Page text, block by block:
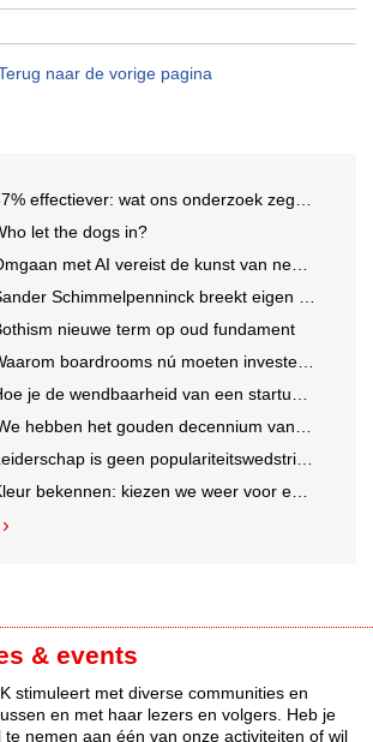
naar de vorige pagina
effectiever: wat ons onderzoek zegt over 3D in digitale buitenreclame
let the dogs in?
met AI vereist de kunst van negeren
Schimmelpenninck breekt eigen duurzaamheidsbelofte: Blooming Good is opnieuw berispt
nieuwe term op oud fundament
boardrooms nú moeten investeren in merkwaarde
je de wendbaarheid van een startup behoudt binnen een corporate reus
hebben het gouden decennium van purpose achter ons liggen'
is geen populariteitswedstrijd (en dat is maar goed ook)
bekennen: kiezen we weer voor een echt verhaal?
& events
stimuleert met diverse communities en
en met haar lezers en volgers. Heb je
te nemen aan één van onze activiteiten of wil